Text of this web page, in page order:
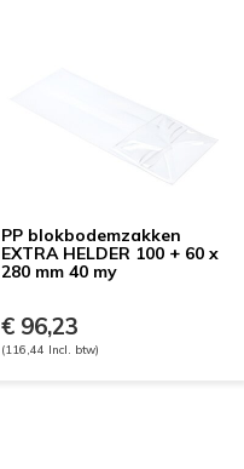
PP blokbodemzakken
EXTRA HELDER 100 + 60 x
280 mm 40 my
€ 96,23
(116,44 Incl. btw)